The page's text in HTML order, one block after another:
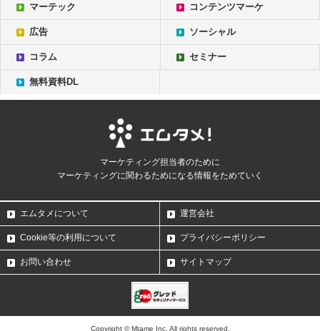
マーテック コンテンツマーケ
広告 ソーシャル
コラム セミナー
無料資料DL
マーケティング担当者のために
マーケティングに関わるためになる情報をためていく
エムタメについて 運営会社
Cookie等の利用について プライバシーポリシー
お問い合わせ サイトマップ
Copyright © Mtame Inc. All rights reserved.